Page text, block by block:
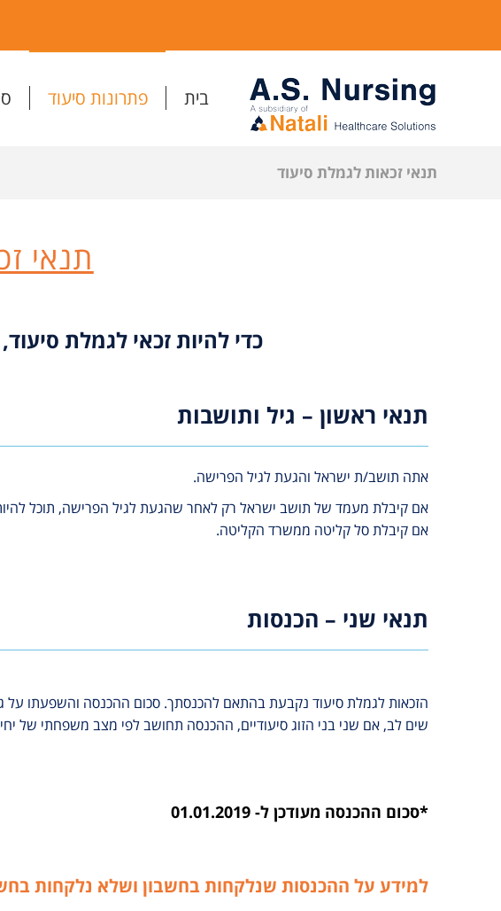
בית פתרונות סיעוד
תנאי זכאות לגמלת סיעוד
תנאי
כדי להיות זכאי לגמלת
תנאי ראשון – גיל ותושבות
אתה תושב/ת ישראל והגעת לגיל הפרישה.
אם קיבלת מעמד של תושב ישראל רק לאחר שהגעת לגיל הפרישה, תוכל
אם קיבלת סל קליטה ממשרד הקליטה.
תנאי שני – הכנסות
הזכאות לגמלת סיעוד נקבעת בהתאם להכנסתך. סכום ההכנסה והשפעתו
שים לב, אם שני בני הזוג סיעודיים, ההכנסה תחושב לפי מצב משפחתי של
*סכום ההכנסה מעודכן ל- 01.01.2019
למידע על ההכנסות שנלקחות בחשבון ושלא נלקחות